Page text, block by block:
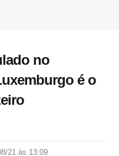
no
é o
21 às 13:09